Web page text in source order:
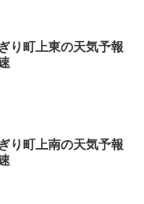
り町上東の天気予報
り町上南の天気予報